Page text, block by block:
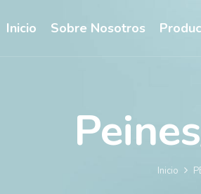
Inicio Sobre Nosotros
Inicio